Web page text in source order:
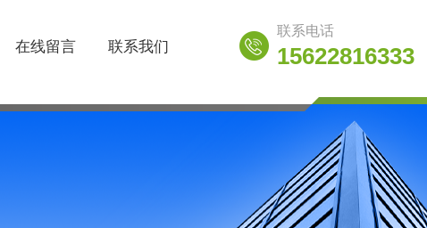
在线留言 联系我们
联系电话
15622816333